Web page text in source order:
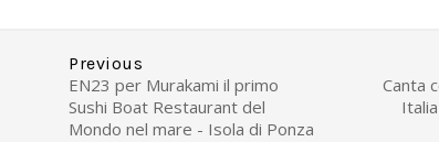
Canta
Previous
EN23 per Murakami il primo
Sushi Boat Restaurant del
Mondo nel mare - Isola di Ponza